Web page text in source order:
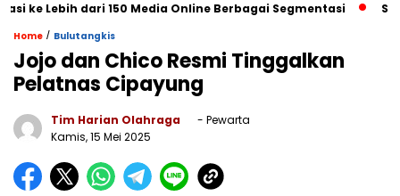
ke Lebih dari 150 Media Online Berbagai Segmentasi
Home / Bulutangkis
Jojo dan Chico Resmi Tinggalkan
Pelatnas Cipayung
Tim Harian Olahraga
- Pewarta
Kamis, 15 Mei 2025